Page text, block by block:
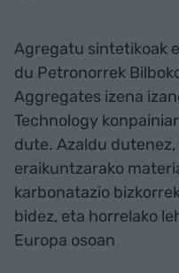
Agregatu sintetikoak
du Petronorrek
Aggregates izena
Technology
dute. Azaldu
eraikuntzarako
karbonatazio
bidez, eta horrelako
Europa osoan